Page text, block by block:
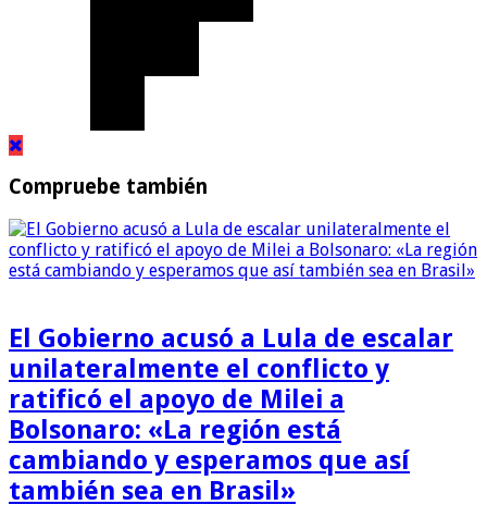
Compruebe también
El Gobierno acusó a Lula de escalar
unilateralmente el conflicto y
ratificó el apoyo de Milei a
Bolsonaro: «La región está
cambiando y esperamos que así
también sea en Brasil»